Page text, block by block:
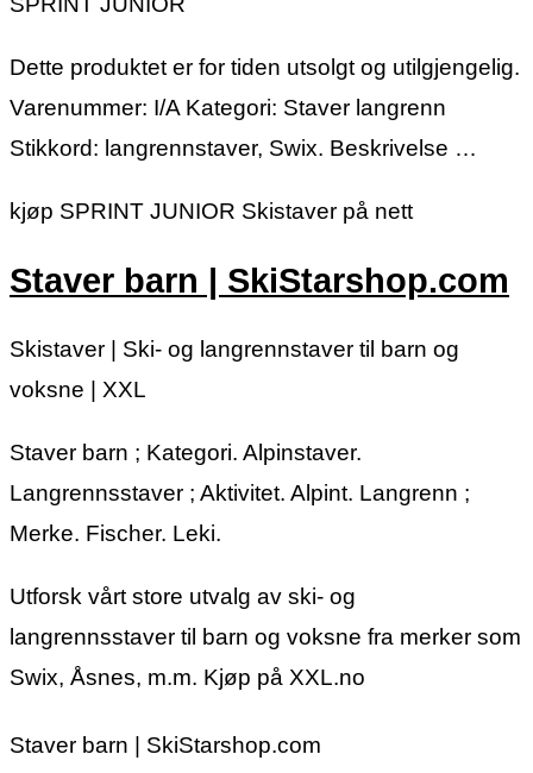
Dette produktet er for tiden utsolgt og utilgjengelig.
Varenummer: I/A Kategori: Staver langrenn
Stikkord: langrennstaver, Swix. Beskrivelse …
kjøp SPRINT JUNIOR Skistaver på nett
Staver barn | SkiStarshop.com
Skistaver | Ski- og langrennstaver til barn og
voksne | XXL
Staver barn ; Kategori. Alpinstaver.
Langrennsstaver ; Aktivitet. Alpint. Langrenn ;
Merke. Fischer. Leki.
Utforsk vårt store utvalg av ski- og
langrennsstaver til barn og voksne fra merker som
Swix, Åsnes, m.m. Kjøp på XXL.no
Staver barn | SkiStarshop.com